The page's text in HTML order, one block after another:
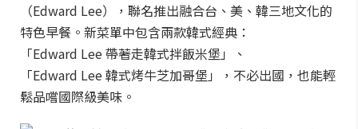
（Edward Lee），聯名推出融合台、美、韓三地文化的
特色早餐。新菜單中包含兩款韓式經典：
「Edward Lee 帶著走韓式拌飯米堡」、
「Edward Lee 韓式烤牛芝加哥堡」，不必出國，也能輕
鬆品嚐國際級美味。